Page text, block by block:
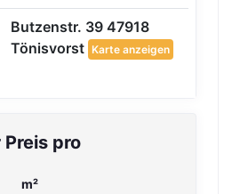
Butzenstr. 39 47918
Tönisvorst Karte anzeigen
Preis pro
m²